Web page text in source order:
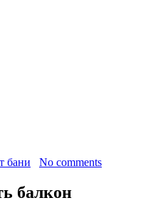
бани No comments
балкон